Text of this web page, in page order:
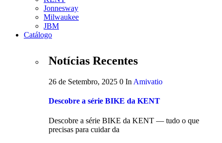
Jonnesway
Milwaukee
JBM
Catálogo
Notícias Recentes
26 de Setembro, 2025 0 In Amivatio
Descobre a série BIKE da KENT
Descobre a série BIKE da KENT — tudo o que
precisas para cuidar da